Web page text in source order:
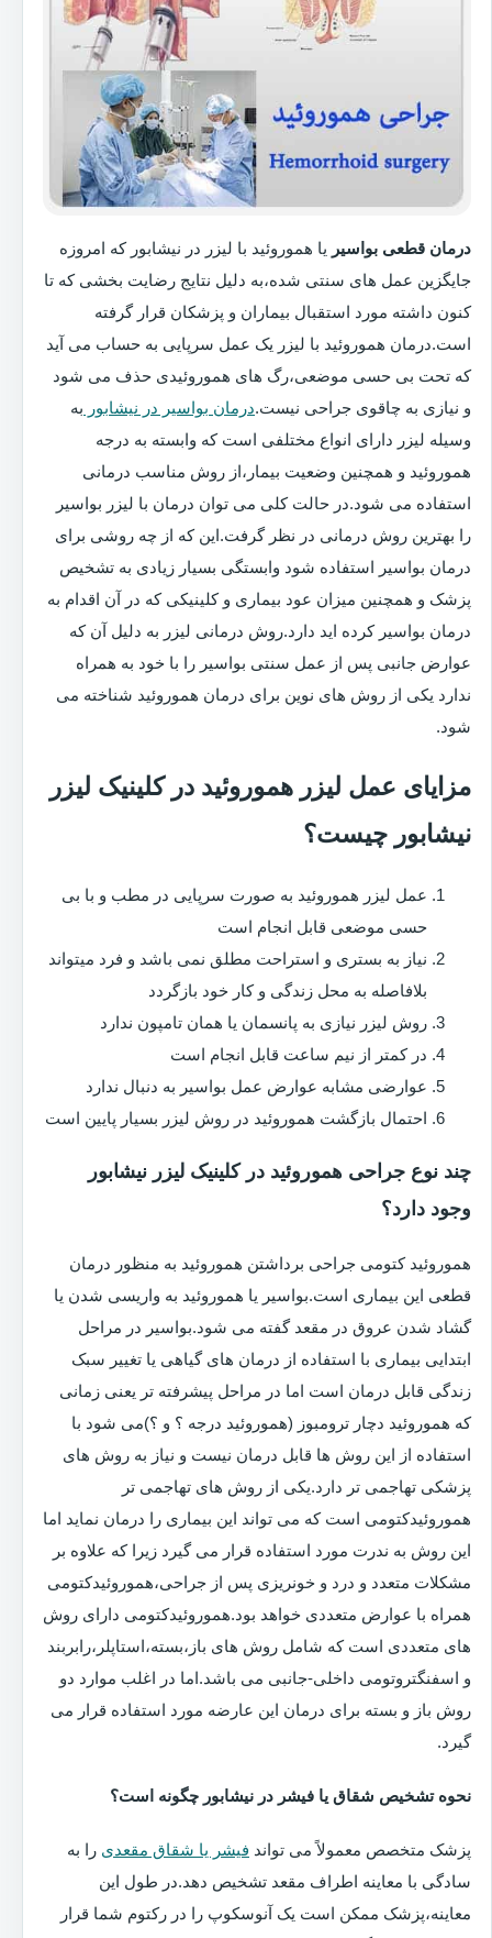
درمان قطعی بواسیر یا هموروئید با لیزر در نیشابور که امروزه
جایگزین عمل های سنتی شده،به دلیل نتایج رضایت بخشی که تا
کنون داشته مورد استقبال بیماران و پزشکان قرار گرفته
است.درمان هموروئید با لیزر یک عمل سرپایی به حساب می آید
که تحت بی حسی موضعی،رگ های هموروئیدی حذف می شود
و نیازی به چاقوی جراحی نیست.درمان بواسیر در نیشابور به
وسیله لیزر دارای انواع مختلفی است که وابسته به درجه
هموروئید و همچنین وضعیت بیمار،از روش مناسب درمانی
استفاده می شود.در حالت کلی می توان درمان با لیزر بواسیر
را بهترین روش درمانی در نظر گرفت.این که از چه روشی برای
درمان بواسیر استفاده شود وابستگی بسیار زیادی به تشخیص
پزشک و همچنین میزان عود بیماری و کلینیکی که در آن اقدام به
درمان بواسیر کرده اید دارد.روش درمانی لیزر به دلیل آن که
عوارض جانبی پس از عمل سنتی بواسیر را با خود به همراه
ندارد یکی از روش های نوین برای درمان هموروئید شناخته می
شود.
مزایای عمل لیزر هموروئید در کلینیک لیزر
نیشابور چیست؟
عمل لیزر هموروئید به صورت سرپایی در مطب و با بی
حسی موضعی قابل انجام است
نیاز به بستری و استراحت مطلق نمی باشد و فرد میتواند
بلافاصله به محل زندگی و کار خود بازگردد
روش لیزر نیازی به پانسمان یا همان تامپون ندارد
در کمتر از نیم ساعت قابل انجام است
عوارضی مشابه عوارض عمل بواسیر به دنبال ندارد
احتمال بازگشت هموروئید در روش لیزر بسیار پایین است
چند نوع جراحی هموروئید در کلینیک لیزر نیشابور
وجود دارد؟
هموروئید کتومی جراحی برداشتن هموروئید به منظور درمان
قطعی این بیماری است.بواسیر یا هموروئید به واریسی شدن یا
گشاد شدن عروق در مقعد گفته می شود.بواسیر در مراحل
ابتدایی بیماری با استفاده از درمان های گیاهی یا تغییر سبک
زندگی قابل درمان است اما در مراحل پیشرفته تر یعنی زمانی
که هموروئید دچار ترومبوز (هموروئید درجه ؟ و ؟)می شود با
استفاده از این روش ها قابل درمان نیست و نیاز به روش های
پزشکی تهاجمی تر دارد.یکی از روش های تهاجمی تر
هموروئیدکتومی است که می تواند این بیماری را درمان نماید اما
این روش به ندرت مورد استفاده قرار می گیرد زیرا که علاوه بر
مشکلات متعدد و درد و خونریزی پس از جراحی،هموروئیدکتومی
همراه با عوارض متعددی خواهد بود.هموروئیدکتومی دارای روش
های متعددی است که شامل روش های باز،بسته،استاپلر،رابربند
و اسفنگتروتومی داخلی-جانبی می باشد.اما در اغلب موارد دو
روش باز و بسته برای درمان این عارضه مورد استفاده قرار می
گیرد.
نحوه تشخیص شقاق یا فیشر در نیشابور چگونه است؟
پزشک متخصص معمولاً می تواند فیشر یا شقاق مقعدی را به
سادگی با معاینه اطراف مقعد تشخیص دهد.در طول این
معاینه،پزشک ممکن است یک آنوسکوپ را در رکتوم شما قرار